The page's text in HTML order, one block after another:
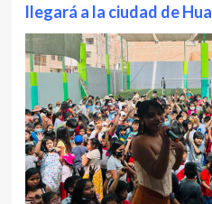
llegará a la ciudad de